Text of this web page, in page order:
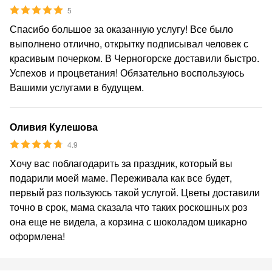
5
Спасибо большое за оказанную услугу! Все было
выполнено отлично, открытку подписывал человек с
красивым почерком. В Черногорске доставили быстро.
Успехов и процветания! Обязательно воспользуюсь
Вашими услугами в будущем.
Оливия Кулешова
4.9
Хочу вас поблагодарить за праздник, который вы
подарили моей маме. Переживала как все будет,
первый раз пользуюсь такой услугой. Цветы доставили
точно в срок, мама сказала что таких роскошных роз
она еще не видела, а корзина с шоколадом шикарно
оформлена!